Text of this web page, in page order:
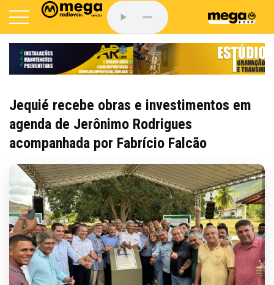
Jequié recebe obras e investimentos em
agenda de Jerônimo Rodrigues
acompanhada por Fabrício Falcão